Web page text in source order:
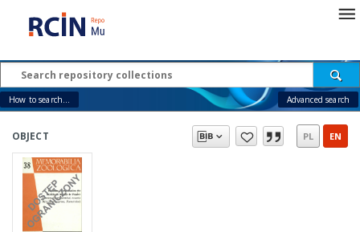
How to search... Advanced search
OBJECT PL EN